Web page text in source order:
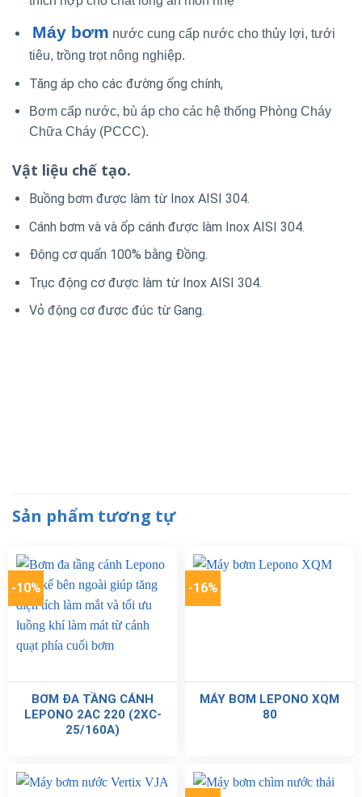
Máy bơm nước cung cấp nước cho thủy lợi, tưới
tiêu, trồng trọt nông nghiệp.
Tăng áp cho các đường ống chính,
Bơm cấp nước, bù áp cho các hệ thống Phòng Cháy
Chữa Cháy (PCCC).
Vật liệu chế tạo.
Buồng bơm được làm từ Inox AISI 304.
Cánh bơm và và ốp cánh được làm Inox AISI 304.
Động cơ quấn 100% bằng Đồng.
Trục động cơ được làm từ Inox AISI 304.
Vỏ động cơ được đúc từ Gang.
Sản phẩm tương tự
-10%
BƠM ĐA TẦNG CÁNH
LEPONO 2AC 220 (2XC-
25/160A)
-16%
MÁY BƠM LEPONO XQM
80